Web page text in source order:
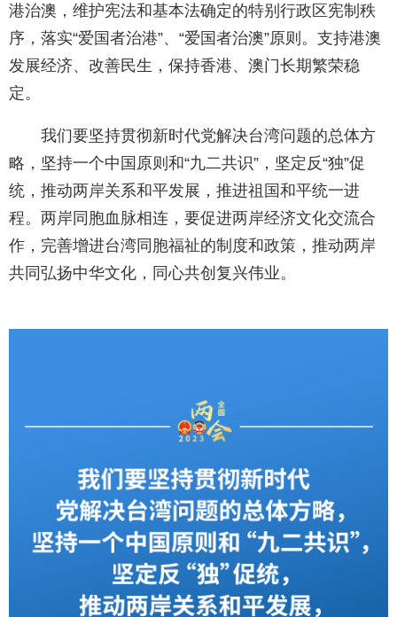
港治澳，维护宪法和基本法确定的特别行政区宪制秩
序，落实“爱国者治港”、“爱国者治澳”原则。支持港澳
发展经济、改善民生，保持香港、澳门长期繁荣稳
定。
我们要坚持贯彻新时代党解决台湾问题的总体方
略，坚持一个中国原则和“九二共识”，坚定反“独”促
统，推动两岸关系和平发展，推进祖国和平统一进
程。两岸同胞血脉相连，要促进两岸经济文化交流合
作，完善增进台湾同胞福祉的制度和政策，推动两岸
共同弘扬中华文化，同心共创复兴伟业。